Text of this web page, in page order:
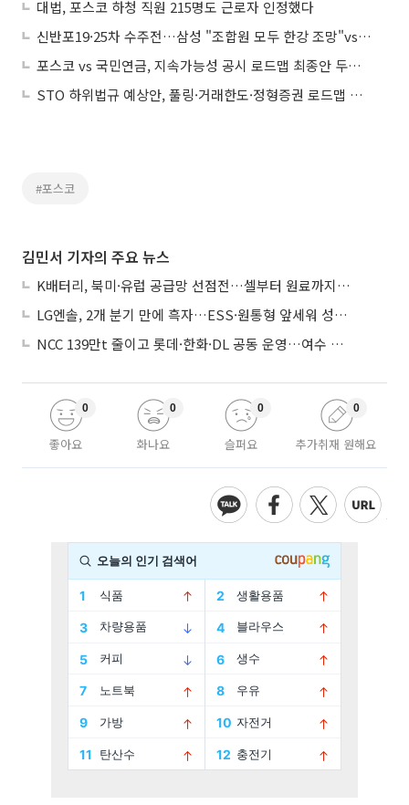
대법, 포스코 하청 직원 215명도 근로자 인정했다
신반포19·25차 수주전…삼성 "조합원 모두 한강 조망"vs포스코 "2억 조기 지원"
포스코 vs 국민연금, 지속가능성 공시 로드맵 최종안 두고 '온도차'
STO 하위법규 예상안, 풀링·거래한도·정형증권 로드맵 제시
#포스코
김민서 기자의 주요 뉴스
K배터리, 북미·유럽 공급망 선점전…셀부터 원료까지 현지화
LG엔솔, 2개 분기 만에 흑자…ESS·원통형 앞세워 성장 가속
NCC 139만t 줄이고 롯데·한화·DL 공동 운영…여수 1호 본궤도
좋아요
0
화나요
0
슬퍼요
0
추가취재 원해요
0